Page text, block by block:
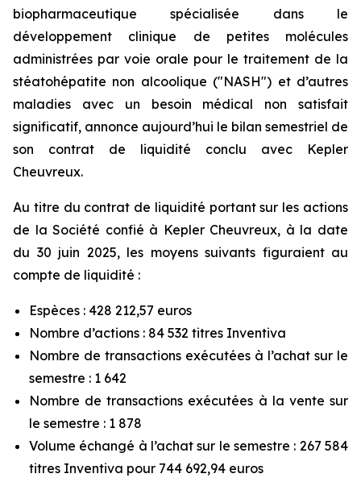
biopharmaceutique spécialisée dans le
développement clinique de petites molécules
administrées par voie orale pour le traitement de la
stéatohépatite non alcoolique ("NASH") et d’autres
maladies avec un besoin médical non satisfait
significatif, annonce aujourd’hui le bilan semestriel de
son contrat de liquidité conclu avec Kepler
Cheuvreux.
Au titre du contrat de liquidité portant sur les actions
de la Société confié à Kepler Cheuvreux, à la date
du 30 juin 2025, les moyens suivants figuraient au
compte de liquidité :
Espèces : 428 212,57 euros
Nombre d’actions : 84 532 titres Inventiva
Nombre de transactions exécutées à l’achat sur le
semestre : 1 642
Nombre de transactions exécutées à la vente sur
le semestre : 1 878
Volume échangé à l’achat sur le semestre : 267 584
titres Inventiva pour 744 692,94 euros